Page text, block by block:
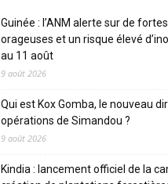
Guinée : l’ANM alerte sur de
orageuses et un risque élevé
au 11 août
9 août 2026
Qui est Kox Gomba, le nouveau
opérations de Simandou ?
9 août 2026
Kindia : lancement officiel de la